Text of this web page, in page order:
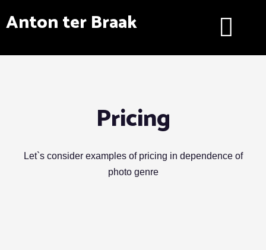
naar
inhoud
Anton ter Braak
Pricing
Let`s consider examples of pricing in dependence of
photo genre